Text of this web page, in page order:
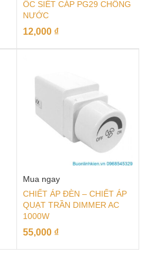
ỐC SIẾT CÁP PG29 CHỐNG
NƯỚC
12,000 ₫
Mua ngay
CHIẾT ÁP ĐÈN – CHIẾT ÁP
QUẠT TRẦN DIMMER AC
1000W
55,000 ₫